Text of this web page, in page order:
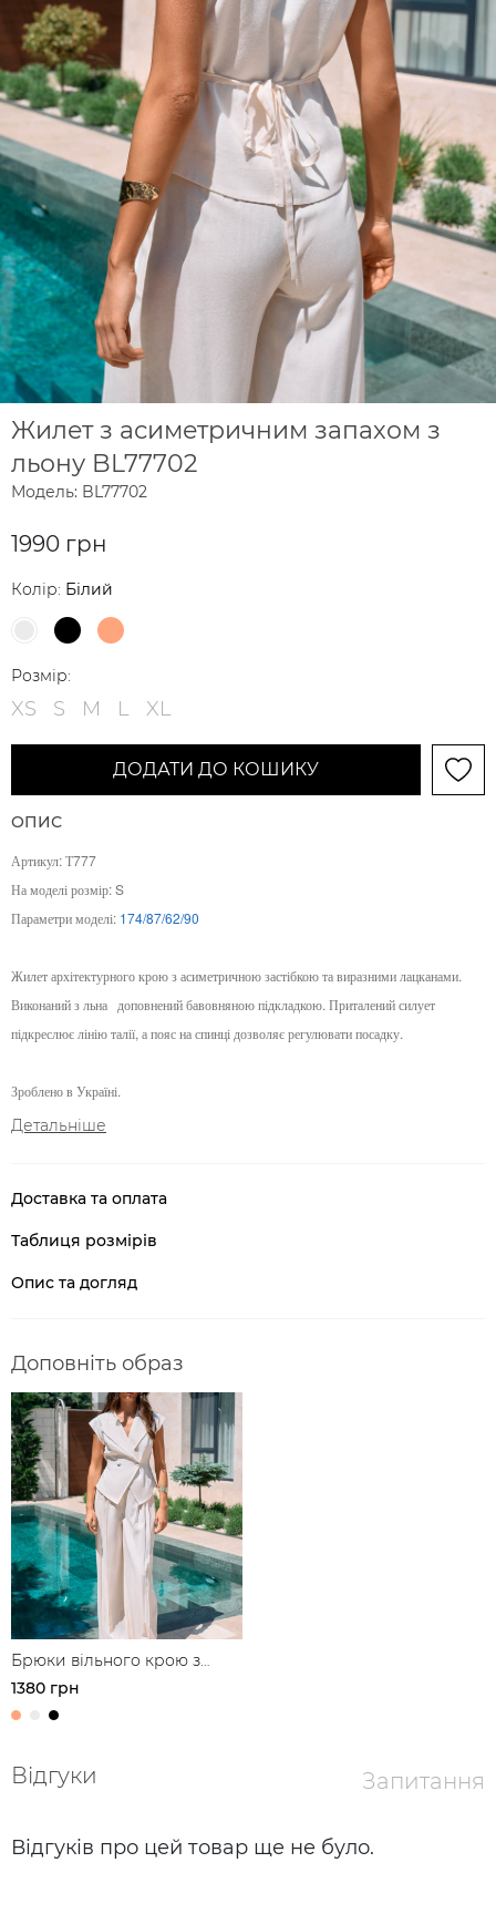
Жилет з асиметричним запахом з
льону BL77702
Модель: BL77702
1990 грн
Колір: Білий
Розмір:
XS S M L XL
ДОДАТИ ДО КОШИКУ
ОПИС
Артикул: Т777
На моделі розмір: S
Параметри моделі: 174/87/62/90
Жилет архітектурного крою з асиметричною застібкою та виразними лацканами.
Виконаний з льна доповнений бавовняною підкладкою. Приталений силует
підкреслює лінію талії, а пояс на спинці дозволяє регулювати посадку.
Зроблено в Україні.
Детальніше
Доставка та оплата
Таблиця розмірів
Опис та догляд
Доповніть образ
Брюки вільного крою з
защипами з льону
1380 грн
Відгуки Запитання
Відгуків про цей товар ще не було.